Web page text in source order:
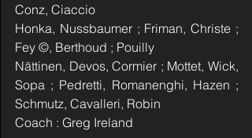
Conz, Ciaccio
Honka, Nussbaumer ; Friman, Christe ;
Fey ©, Berthoud ; Pouilly
Nättinen, Devos, Cormier ; Mottet, Wick,
Sopa ; Pedretti, Romanenghi, Hazen ;
Schmutz, Cavalleri, Robin
Coach : Greg Ireland